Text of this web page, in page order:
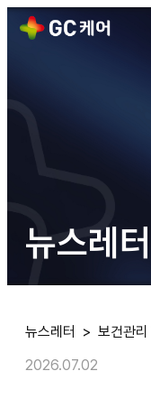
[뇌심혈관발병위험도
뉴스레터
뉴스레터 > 보건관리
2026.07.02